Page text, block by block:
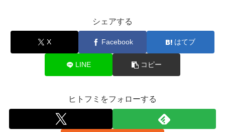
シェアする
X Facebook はてブ
LINE コピー
ヒトフミをフォローする